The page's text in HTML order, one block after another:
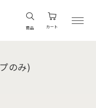
商品 カート
のみ)